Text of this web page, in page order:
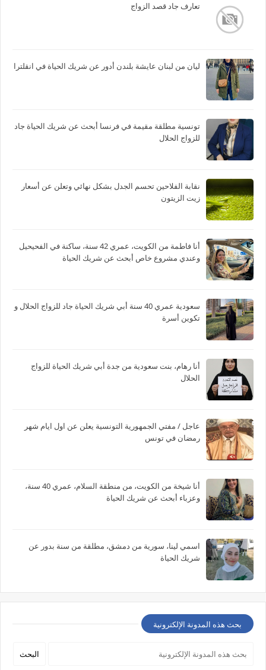
تعارف جاد قصد الزواج
ليان من لبنان عايشة بلندن أدور عن شريك الحياة في انقلترا
تونسية مطلقة مقيمة في فرنسا أبحث عن شريك الحياة جاد
للزواج الحلال
نقابة الفلاحين تحسم الجدل بشكل نهائي وتعلن عن أسعار
زيت الزيتون
أنا فاطمة من الكويت، عمري 42 سنة، ساكنة في الفحيحيل
وعندي مشروع خاص أبحث عن شريك الحياة
سعودية عمري 40 سنة أبي شريك الحياة جاد للزواج الحلال و
تكوين أسرة
أنا رهام، بنت سعودية من جدة أبي شريك الحياة للزواج
الحلال
عاجل / مفتي الجمهورية التونسية يعلن عن اول ايام شهر
رمضان في تونس
أنا شيخة من الكويت، من منطقة السلام، عمري 40 سنة،
وعزباء أبحث عن شريك الحياة
اسمي لينا، سورية من دمشق، مطلقة من سنة بدور عن
شريك الحياة
بحث هذه المدونة الإلكترونية